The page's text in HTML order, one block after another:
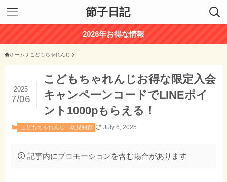
節子日記
2026年お得な情報
ホーム こどもちゃれんじ
こどもちゃれんじお得な限定入会
キャンペーンコードでLINEポイ
ント1000pもらえる！
2025
7/06
こどもちゃれんじ 幼児知育 July 6, 2025
記事内にプロモーションを含む場合があります